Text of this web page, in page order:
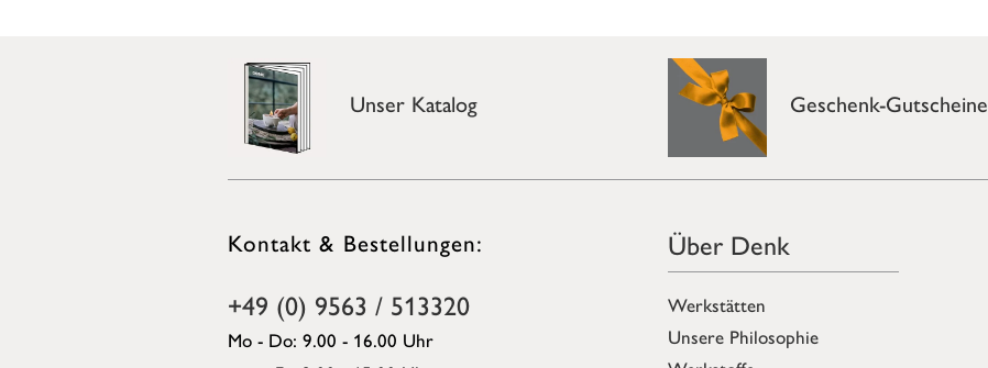
Unser Katalog Geschenk-Gutscheine
Kontakt & Bestellungen:
+49 (0) 9563 / 513320
Mo - Do: 9.00 - 16.00 Uhr
Über Denk
Werkstätten
Unsere Philosophie